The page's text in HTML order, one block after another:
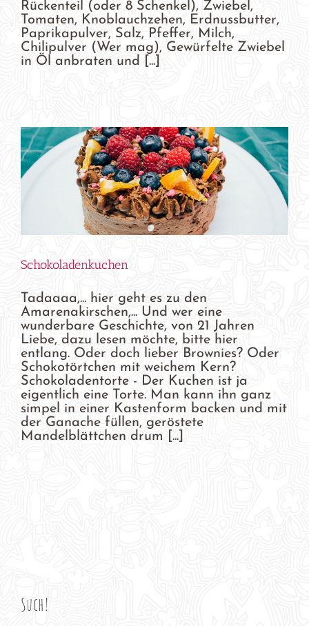
Rückenteil (oder 8 Schenkel), Zwiebel,
Tomaten, Knoblauchzehen, Erdnussbutter,
Paprikapulver, Salz, Pfeffer, Milch,
Chilipulver (Wer mag), Gewürfelte Zwiebel
in Öl anbraten und [...]
Schokoladenkuchen
Tadaaaa,... hier geht es zu den
Amarenakirschen,... Und wer eine
wunderbare Geschichte, von 21 Jahren
Liebe, dazu lesen möchte, bitte hier
entlang. Oder doch lieber Brownies? Oder
Schokotörtchen mit weichem Kern?
Schokoladentorte - Der Kuchen ist ja
eigentlich eine Torte. Man kann ihn ganz
simpel in einer Kastenform backen und mit
der Ganache füllen, geröstete
Mandelblättchen drum [...]
Such!